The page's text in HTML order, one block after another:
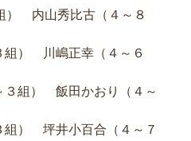
） 内山秀比古（４～８
） 川嶋正幸（４～６
組） 飯田かおり（４～
） 坪井小百合（４～７